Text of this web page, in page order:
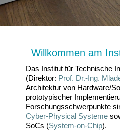
Willkommen am
Das Institut für Technische
(Direktor: Prof. Dr.-Ing.
Architektur von Hardware/
prototypischer
Forschungsschwerpunkte
Cyber-Physical Systeme
SoCs (System-on-Chip).